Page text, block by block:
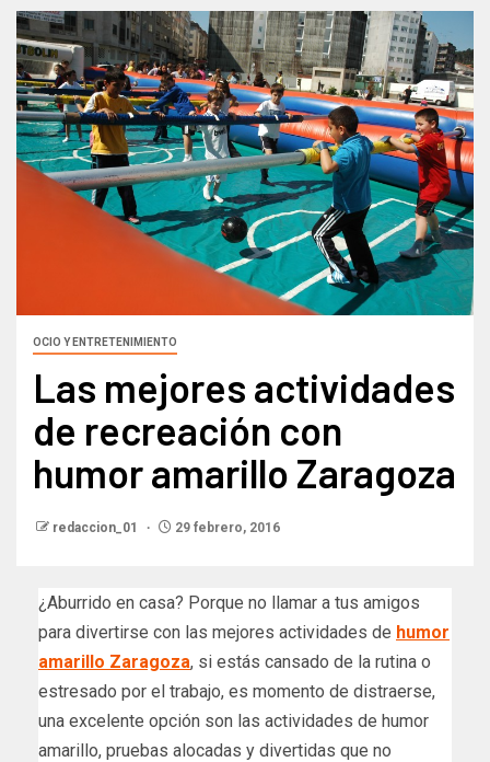
OCIO Y ENTRETENIMIENTO
Las mejores actividades
de recreación con
humor amarillo Zaragoza
redaccion_01 29 febrero, 2016
¿Aburrido en casa? Porque no llamar a tus amigos
para divertirse con las mejores actividades de humor
amarillo Zaragoza, si estás cansado de la rutina o
estresado por el trabajo, es momento de distraerse,
una excelente opción son las actividades de humor
amarillo, pruebas alocadas y divertidas que no